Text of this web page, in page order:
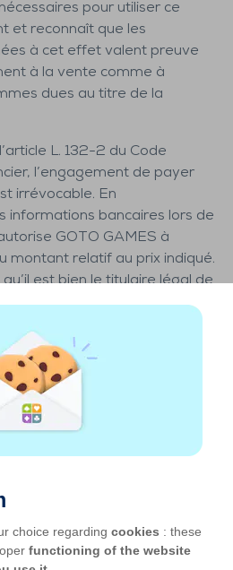
pour utiliser ce
et reconnaît que les
à cet effet valent preuve
à la vente comme à
dues au titre de la
L. 132-2 du Code
l’engagement de payer
irrévocable. En
informations bancaires lors de
GOTO GAMES à
montant relatif au prix indiqué.
est bien le titulaire légal de
qu’il est légalement en droit
la carte, la transaction
résolue de plein droit et la
non effectuée dans les règles
ou Diamonds sera annulé si
pas à l’application